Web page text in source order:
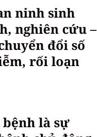
ninh sinh
nghiên cứu –
đổi số
rối loạn
là sự